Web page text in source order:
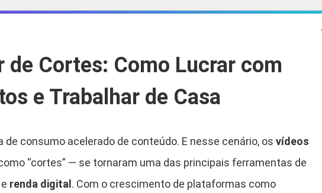
de Cortes: Como Lucrar com
e Trabalhar de Casa
de consumo acelerado de conteúdo. E nesse cenário, os vídeos
“cortes” — se tornaram uma das principais ferramentas de
renda digital . Com o crescimento de plataformas como